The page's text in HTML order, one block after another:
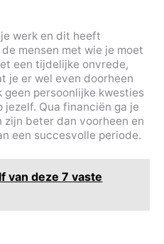
werk en dit heeft
mensen met wie je moet
een tijdelijke onvrede,
je er wel even doorheen
persoonlijke kwesties
Qua financiën ga je
zijn beter dan voorheen en
een succesvolle periode.
van deze 7 vaste